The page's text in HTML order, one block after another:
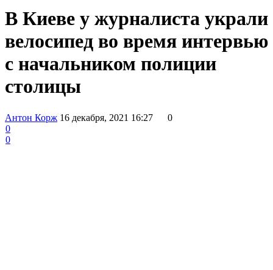
В Киеве у журналиста украли
велосипед во время интервью
с начальником полиции
столицы
Антон Корж 16 декабря, 2021 16:27
0
0
0